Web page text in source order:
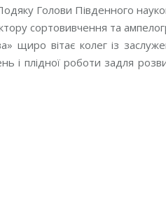
Голови Південного
сортовивчення та
щиро вітає колег із
і плідної роботи задля